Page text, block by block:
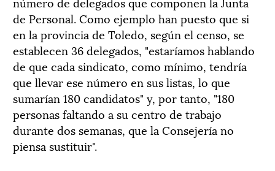
de Personal. Como ejemplo han puesto que si
en la provincia de Toledo, según el censo, se
establecen 36 delegados, "estaríamos hablando
de que cada sindicato, como mínimo, tendría
que llevar ese número en sus listas, lo que
sumarían 180 candidatos" y, por tanto, "180
personas faltando a su centro de trabajo
durante dos semanas, que la Consejería no
piensa sustituir".